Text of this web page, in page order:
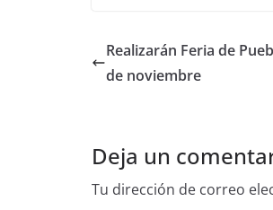
e
b
k
er e
Realizarán Feria de
de noviembre
Deja un
Tu dirección de correo